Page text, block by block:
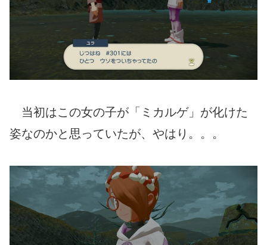
当初はこの女の子が「ミカルゲ」が化けた
姿なのかと思っていたが、やはり。。。